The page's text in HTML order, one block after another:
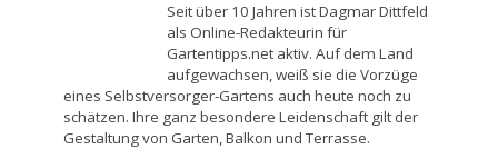
Seit über 10 Jahren ist Dagmar Dittfeld
als Online-Redakteurin für
Gartentipps.net aktiv. Auf dem Land
aufgewachsen, weiß sie die Vorzüge
eines Selbstversorger-Gartens auch heute noch zu
schätzen. Ihre ganz besondere Leidenschaft gilt der
Gestaltung von Garten, Balkon und Terrasse.